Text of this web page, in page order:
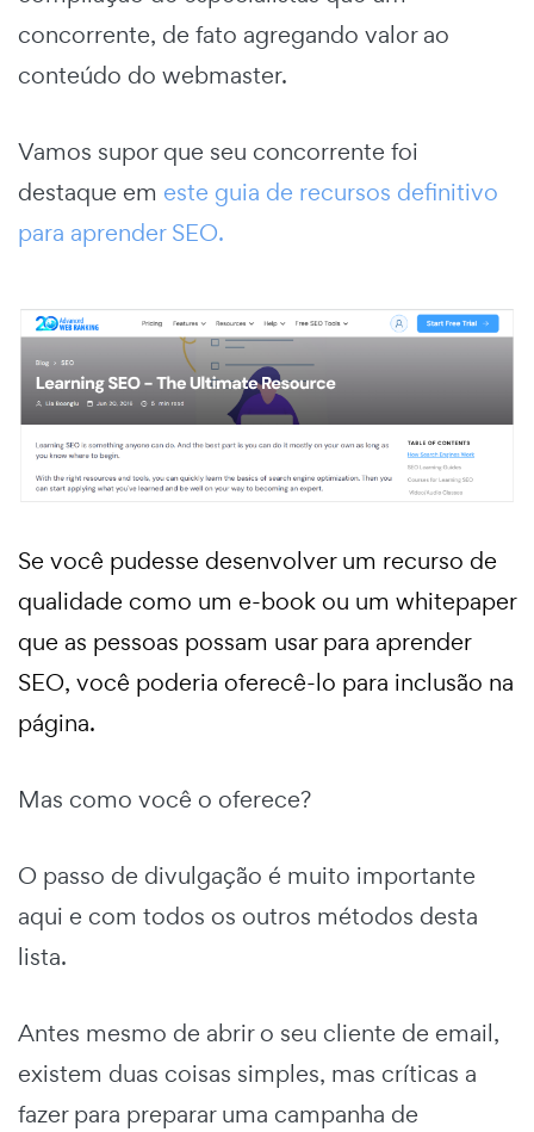
concorrente, de fato agregando valor ao
conteúdo do webmaster.
Vamos supor que seu concorrente foi
destaque em este guia de recursos definitivo
para aprender SEO.
Se você pudesse desenvolver um recurso de
qualidade como um e-book ou um whitepaper
que as pessoas possam usar para aprender
SEO, você poderia oferecê-lo para inclusão na
página.
Mas como você o oferece?
O passo de divulgação é muito importante
aqui e com todos os outros métodos desta
lista.
Antes mesmo de abrir o seu cliente de email,
existem duas coisas simples, mas críticas a
fazer para preparar uma campanha de